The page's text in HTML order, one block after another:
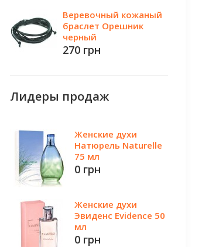
Веревочный кожаный
браслет Орешник
черный
270 грн
Лидеры продаж
Женские духи
Натюрель Naturelle
75 мл
0 грн
Женские духи
Эвиденс Evidence 50
мл
0 грн